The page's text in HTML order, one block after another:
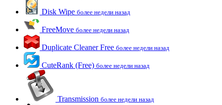
Disk Wipe более недели назад
FreeMove более недели назад
Duplicate Cleaner Free более недели назад
CuteRank (Free) более недели назад
Transmission более недели назад